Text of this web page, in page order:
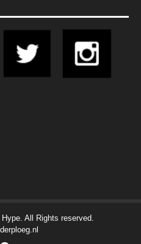
All Rights reserved.